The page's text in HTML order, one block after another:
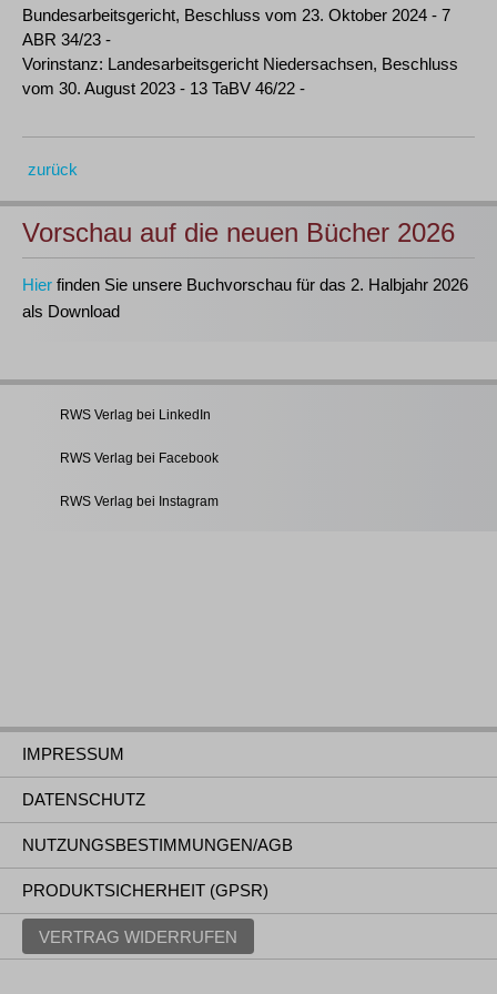
Bundesarbeitsgericht, Beschluss vom 23. Oktober 2024 - 7
ABR 34/23 -
Vorinstanz: Landesarbeitsgericht Niedersachsen, Beschluss
vom 30. August 2023 - 13 TaBV 46/22 -
zurück
Vorschau auf die neuen Bücher 2026
Hier finden Sie unsere Buchvorschau für das 2. Halbjahr 2026
als Download
RWS Verlag bei LinkedIn
RWS Verlag bei Facebook
RWS Verlag bei Instagram
IMPRESSUM
DATENSCHUTZ
NUTZUNGSBESTIMMUNGEN/AGB
PRODUKTSICHERHEIT (GPSR)
VERTRAG WIDERRUFEN